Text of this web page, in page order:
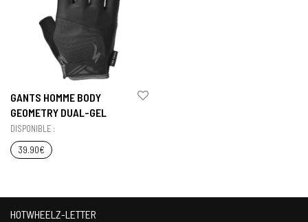
GANTS HOMME BODY
GEOMETRY DUAL-GEL
DISPONIBLE :
39.90€
HOTWHEELZ-LETTER